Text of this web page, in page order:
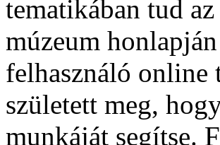
tematikában tud
múzeum
felhasználó online
született meg,
munkáját segítse.